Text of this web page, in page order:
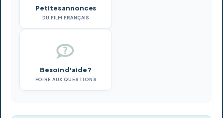
Petites annonces
DU FILM FRANÇAIS
Besoin d'aide ?
FOIRE AUX QUESTIONS